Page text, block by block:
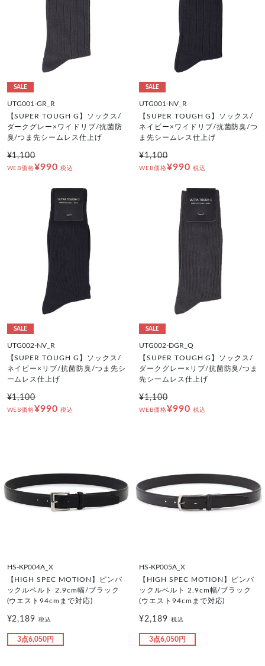
SALE
UTG001-GR_R
【SUPER TOUGH G】ソックス/
ダークグレー×ワイドリブ/抗菌防
臭/つま先シームレス仕上げ
¥1,100
WEB価格¥990 税込
SALE
UTG001-NV_R
【SUPER TOUGH G】ソックス/
ネイビー×ワイドリブ/抗菌防臭/つ
ま先シームレス仕上げ
¥1,100
WEB価格¥990 税込
SALE
UTG002-NV_R
【SUPER TOUGH G】ソックス/
ネイビー×リブ/抗菌防臭/つま先シ
ームレス仕上げ
¥1,100
WEB価格¥990 税込
SALE
UTG002-DGR_Q
【SUPER TOUGH G】ソックス/
ダークグレー×リブ/抗菌防臭/つま
先シームレス仕上げ
¥1,100
WEB価格¥990 税込
HS-KP004A_X
【HIGH SPEC MOTION】ピンバ
ックルベルト 2.9cm幅/ブラック
(ウエスト94cmまで対応)
¥2,189税込
3点6,050円
HS-KP005A_X
【HIGH SPEC MOTION】ピンバ
ックルベルト 2.9cm幅/ブラック
(ウエスト94cmまで対応)
¥2,189 税込
3点6,050円